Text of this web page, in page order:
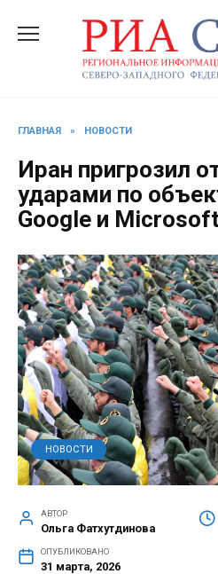
содержанию
ГЛАВНАЯ » НОВОСТИ
Иран пригрозил
ударами по
Google и
НОВОСТИ
АВТОР
Ольга Фатхутдинова
ОПУБЛИКОВАНО
31 марта, 2026